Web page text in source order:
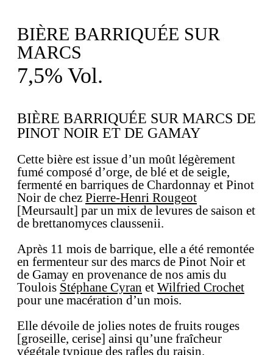
BIÈRE BARRIQUÉE SUR
MARCS
7,5% Vol.
BIÈRE BARRIQUÉE SUR MARCS DE
PINOT NOIR ET DE GAMAY
Cette bière est issue d’un moût légèrement
fumé composé d’orge, de blé et de seigle,
fermenté en barriques de Chardonnay et Pinot
Noir de chez Pierre-Henri Rougeot
[Meursault] par un mix de levures de saison et
de brettanomyces claussenii.
Après 11 mois de barrique, elle a été remontée
en fermenteur sur des marcs de Pinot Noir et
de Gamay en provenance de nos amis du
Toulois Stéphane Cyran et Wilfried Crochet
pour une macération d’un mois.
Elle dévoile de jolies notes de fruits rouges
[groseille, cerise] ainsi qu’une fraîcheur
végétale typique des rafles du raisin.